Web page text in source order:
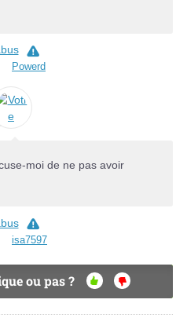
Powerd
moi de ne pas avoir
isa7597
ou pas ?
OU
I
NO